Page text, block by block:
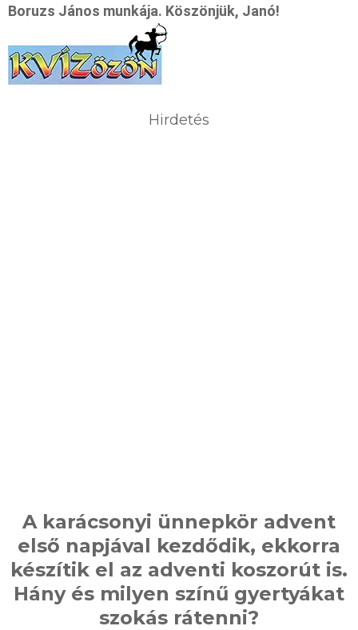
Boruzs János munkája. Köszönjük, Janó!
Hirdetés
A karácsonyi ünnepkör advent
első napjával kezdődik, ekkorra
készítik el az adventi koszorút is.
Hány és milyen színű gyertyákat
szokás rátenni?